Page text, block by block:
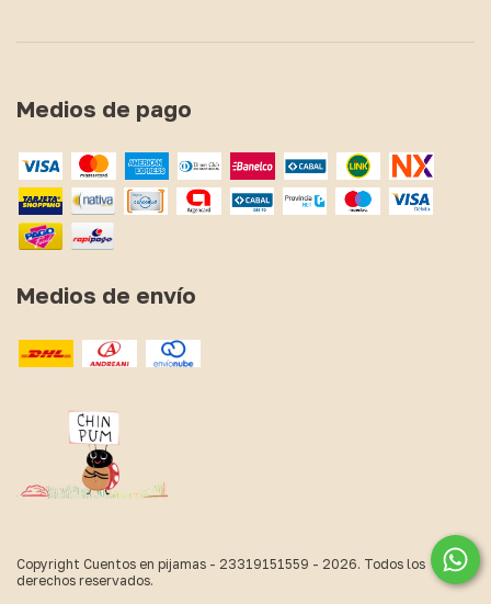
Medios de pago
Medios de envío
Copyright Cuentos en pijamas - 23319151559 - 2026. Todos los
derechos reservados.